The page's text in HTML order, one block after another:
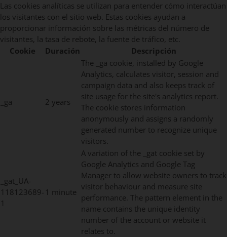
Las cookies analíticas se utilizan para entender cómo interactúan
los visitantes con el sitio web. Estas cookies ayudan a
proporcionar información sobre las métricas del número de
visitantes, la tasa de rebote, la fuente de tráfico, etc.
Cookie
Duración Descripción
_ga 2 years
The _ga cookie, installed by Google
Analytics, calculates visitor, session and
campaign data and also keeps track of
site usage for the site's analytics report.
The cookie stores information
anonymously and assigns a randomly
generated number to recognize unique
visitors.
_gat_UA-
118123689-
1
1 minute
A variation of the _gat cookie set by
Google Analytics and Google Tag
Manager to allow website owners to track
visitor behaviour and measure site
performance. The pattern element in the
name contains the unique identity
number of the account or website it
relates to.